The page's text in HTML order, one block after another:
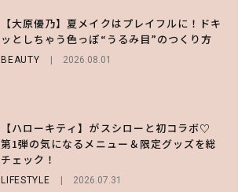
【大原優乃】夏メイクはプレイフルに！ドキ
ッとしちゃう色っぽ“うるみ目”のつくり方
BEAUTY 2026.08.01
【ハローキティ】がスシローと初コラボ♡
第1弾の気になるメニュー＆限定グッズを総
チェック！
LIFESTYLE 2026.07.31
【スタバ】約160通りのカスタマイズができ
る⁉ 39店舗限定『My フルーツ³ フラペチー
ノ®』を徹底レポ♡
【齋藤飛鳥】人生初のロブに！「意外としっ
くりくるし、すごく新鮮で心地いい」ヘアカ
ットの様子を独占でお届け♡
ENTERTAINMENT 2026.07.30
【谷まりあ】夏は“シアースカート”でさり
げなく肌見せ！透け感のニュアンスを楽しめ
るマストハブアイテム4選
【夏ヘアのくずれ・うねりに】ヘアメイク夢
月直伝♡ ドライシャンプー「バティスト」
を使ったプロ級スタイリング3選
BEAUTY Sponsored